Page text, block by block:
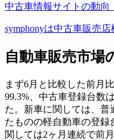
中古車情報サイトの動向
symphonyは中古車販売
自動車販売市場
まず6月と比較した前月
99.3%、中古車登録台数
た。新車に関しては、普
たものの軽自動車の登録
関しては2ヶ月連続で前